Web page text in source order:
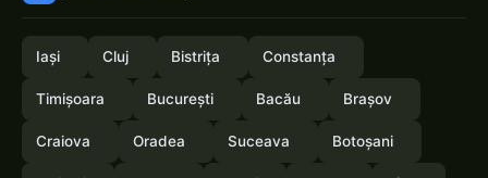
Iași Cluj Bistrița Constanța
Timișoara București Bacău Brașov
Craiova Oradea Suceava Botoșani